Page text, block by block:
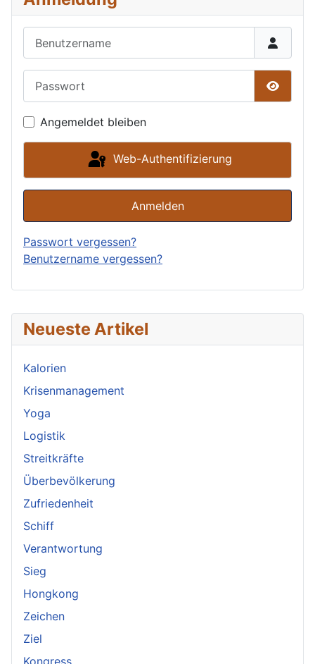
Neueste Artikel
Kalorien
Krisenmanagement
Yoga
Logistik
Streitkräfte
Überbevölkerung
Zufriedenheit
Schiff
Verantwortung
Sieg
Hongkong
Zeichen
Ziel
Kongress
Angemeldet bleiben
Web-Authentifizierung
Anmelden
Passwort vergessen?
Benutzername vergessen?